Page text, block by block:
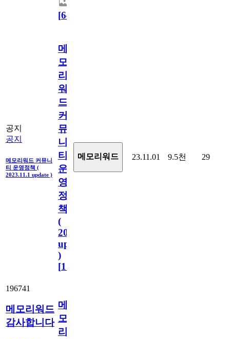
[64
공지
공지
메모리워드 커뮤니
티 운영정책 (
2023.11.1 update )
메
모
리
워
드
커
뮤
니
티
운
영
정
책
(
2023.11.1
update
)
[110
메모리워드 23.11.01 9.5천 29
196741
메모리워드
감사합니다
메
모
리